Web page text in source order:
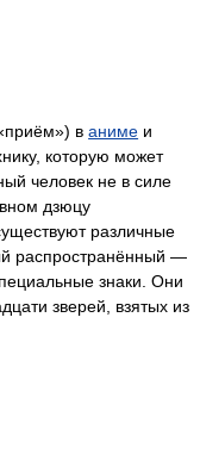
«приём») ваниме и
которую может
человек не в силе
дзюцу
различные
распространённый —
знаки. Они
зверей, взятых из